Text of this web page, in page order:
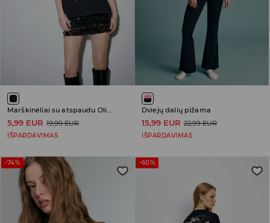
5,99 EUR 19,99 EUR
IŠPARDAVIMAS
Dviejų dalių pižama
15,99 EUR 22,99 EUR
IŠPARDAVIMAS
-74% -60%